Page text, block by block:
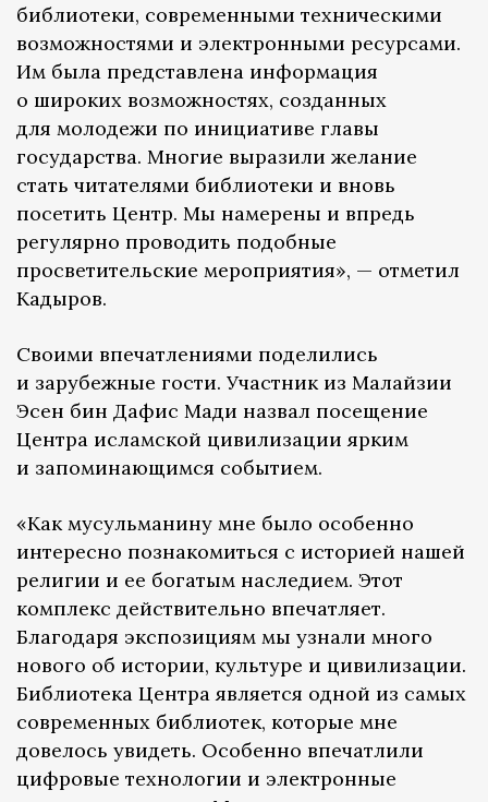
библиотеки, современными техническими
возможностями и электронными ресурсами.
Им была представлена информация
о широких возможностях, созданных
для молодежи по инициативе главы
государства. Многие выразили желание
стать читателями библиотеки и вновь
посетить Центр. Мы намерены и впредь
регулярно проводить подобные
просветительские мероприятия», — отметил
Кадыров.
Своими впечатлениями поделились
и зарубежные гости. Участник из Малайзии
Эсен бин Дафис Мади назвал посещение
Центра исламской цивилизации ярким
и запоминающимся событием.
«Как мусульманину мне было особенно
интересно познакомиться с историей нашей
религии и ее богатым наследием. Этот
комплекс действительно впечатляет.
Благодаря экспозициям мы узнали много
нового об истории, культуре и цивилизации.
Библиотека Центра является одной из самых
современных библиотек, которые мне
довелось увидеть. Особенно впечатлили
цифровые технологии и электронные